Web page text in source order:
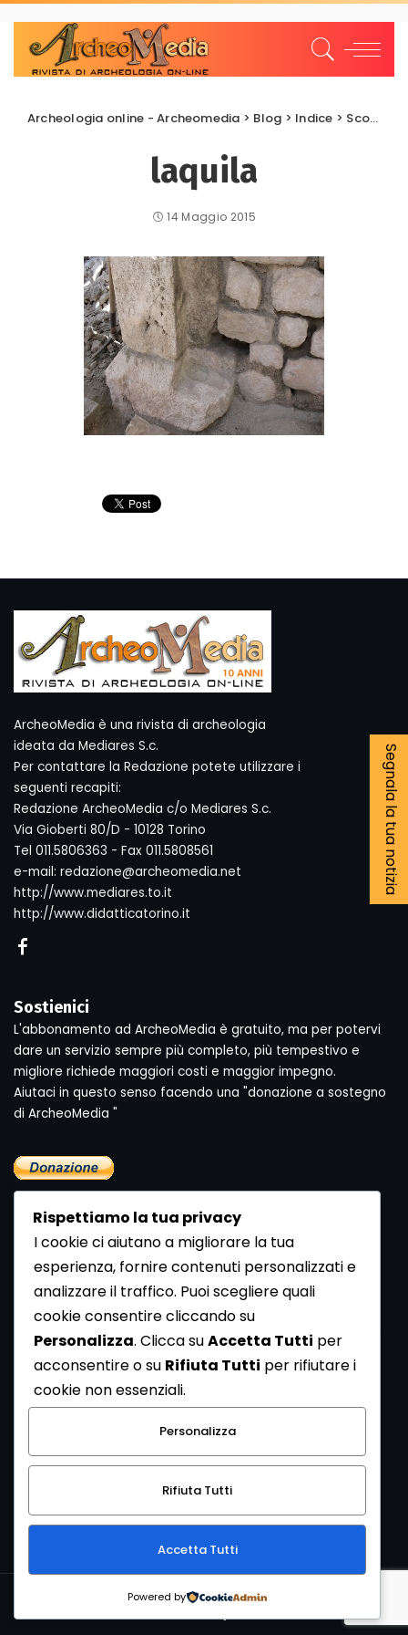
Archeologia online - Archeomedia > Blog > Indice > Scoperte e scavi
laquila
14 Maggio 2015
Segnala la tua notizia
ArcheoMedia è una rivista di archeologia
ideata da Mediares S.c.
Per contattare la Redazione potete utilizzare i
seguenti recapiti:
Redazione ArcheoMedia c/o Mediares S.c.
Via Gioberti 80/D - 10128 Torino
Tel 011.5806363 - Fax 011.5808561
e-mail: redazione@archeomedia.net
http://www.mediares.to.it
http://www.didatticatorino.it
Sostienici
L'abbonamento ad ArcheoMedia è gratuito, ma per potervi
dare un servizio sempre più completo, più tempestivo e
migliore richiede maggiori costi e maggior impegno.
Aiutaci in questo senso facendo una "donazione a sostegno
di ArcheoMedia "
Newsletter
Se vuoi ricevere la Rivista gratuita di archeologia realizzata
dalla Redazione di ArcheoMedia iscriviti alla nostra
Newsletter [Clicca Qui]
Con l'invio del messaggio l'utente dichiara di aver letto
l’informativa sulla privacy e di acconsentire al trattamento
dei propri dati personali.
Copyright © 1999-2026Mediares S.c.PI 07341730013 - [
Rispettiamo la tua privacy
I cookie ci aiutano a migliorare la tua
esperienza, fornire contenuti personalizzati e
analizzare il traffico. Puoi scegliere quali
cookie consentire cliccando su
Personalizza. Clicca suAccetta Tutti per
acconsentire o su Rifiuta Tutti per rifiutare i
cookie non essenziali.
Personalizza
Rifiuta Tutti
Accetta Tutti
Powered by